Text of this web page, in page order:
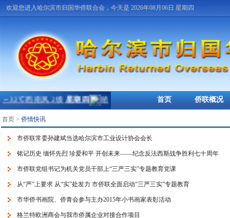
欢迎您进入哈尔滨市归国华侨联合会，今天是 2026年08月06日 星期四
首页 侨联概况
首页> 侨情快讯
市侨联常委孙建斌当选哈尔滨市工业设计协会会长
铭记历史 缅怀先烈 珍爱和平 开创未来——纪念反法西斯战争胜利七十周年
市侨联党组书记为机关党员干部上“三严三实”专题教育党课
从“严”上要求 从“实”处发力 市侨联全面启动“三严三实”专题教育
市华侨书画院、侨青会参与主办2015年小书画家表彰活动
格兰特欧洲商会与我市侨属企业对接合作项目